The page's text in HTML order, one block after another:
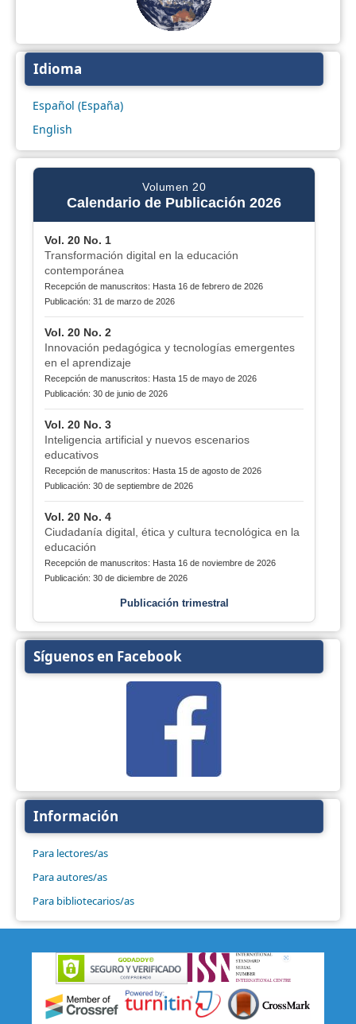
Idioma
Español (España)
English
Volumen 20
Calendario de Publicación 2026
Vol. 20 No. 1
Transformación digital en la educación
contemporánea
Recepción de manuscritos: Hasta 16 de febrero de 2026
Publicación: 31 de marzo de 2026
Vol. 20 No. 2
Innovación pedagógica y tecnologías emergentes
en el aprendizaje
Recepción de manuscritos: Hasta 15 de mayo de 2026
Publicación: 30 de junio de 2026
Vol. 20 No. 3
Inteligencia artificial y nuevos escenarios
educativos
Recepción de manuscritos: Hasta 15 de agosto de 2026
Publicación: 30 de septiembre de 2026
Vol. 20 No. 4
Ciudadanía digital, ética y cultura tecnológica en la
educación
Recepción de manuscritos: Hasta 16 de noviembre de 2026
Publicación: 30 de diciembre de 2026
Publicación trimestral
Síguenos en Facebook
Información
Para lectores/as
Para autores/as
Para bibliotecarios/as